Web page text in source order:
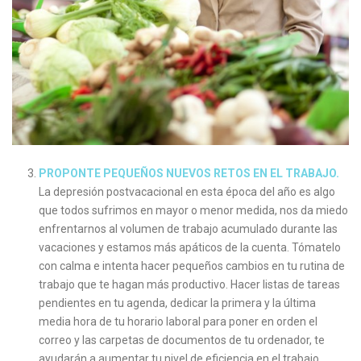
PROPONTE PEQUEÑOS NUEVOS RETOS EN EL TRABAJO.
La depresión postvacacional en esta época del año es algo
que todos sufrimos en mayor o menor medida, nos da miedo
enfrentarnos al volumen de trabajo acumulado durante las
vacaciones y estamos más apáticos de la cuenta. Tómatelo
con calma e intenta hacer pequeños cambios en tu rutina de
trabajo que te hagan más productivo. Hacer listas de tareas
pendientes en tu agenda, dedicar la primera y la última
media hora de tu horario laboral para poner en orden el
correo y las carpetas de documentos de tu ordenador, te